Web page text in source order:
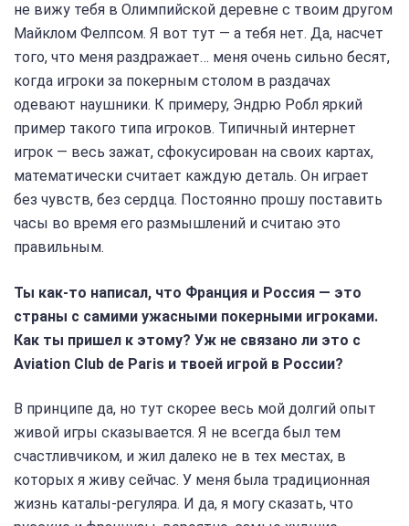
не вижу тебя в Олимпийской деревне с твоим другом
Майклом Фелпсом. Я вот тут — а тебя нет. Да, насчет
того, что меня раздражает… меня очень сильно бесят,
когда игроки за покерным столом в раздачах
одевают наушники. К примеру, Эндрю Робл яркий
пример такого типа игроков. Типичный интернет
игрок — весь зажат, сфокусирован на своих картах,
математически считает каждую деталь. Он играет
без чувств, без сердца. Постоянно прошу поставить
часы во время его размышлений и считаю это
правильным.
Ты как-то написал, что Франция и Россия — это
страны с самими ужасными покерными игроками.
Как ты пришел к этому? Уж не связано ли это с
Aviation Club de Paris и твоей игрой в России?
В принципе да, но тут скорее весь мой долгий опыт
живой игры сказывается. Я не всегда был тем
счастливчиком, и жил далеко не в тех местах, в
которых я живу сейчас. У меня была традиционная
жизнь каталы-регуляра. И да, я могу сказать, что